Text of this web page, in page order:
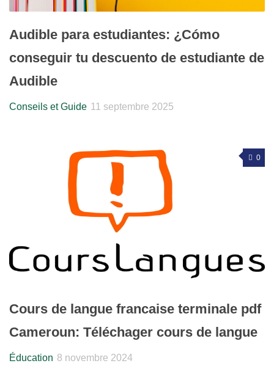
Audible para estudiantes: ¿Cómo
conseguir tu descuento de estudiante de
Audible
Conseils et Guide 11 septembre 2025
0
Cours de langue francaise terminale pdf
Cameroun: Téléchager cours de langue
Éducation 8 novembre 2024